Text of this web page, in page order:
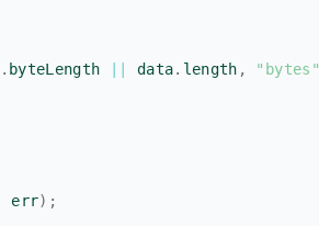
. byteLength data. length , "bytes"
err) ;